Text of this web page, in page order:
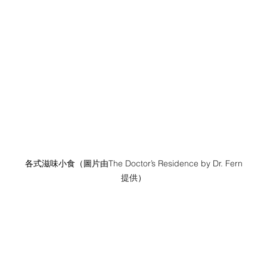
各式滋味小食（圖片由The Doctor’s Residence by Dr. Fern
提供）